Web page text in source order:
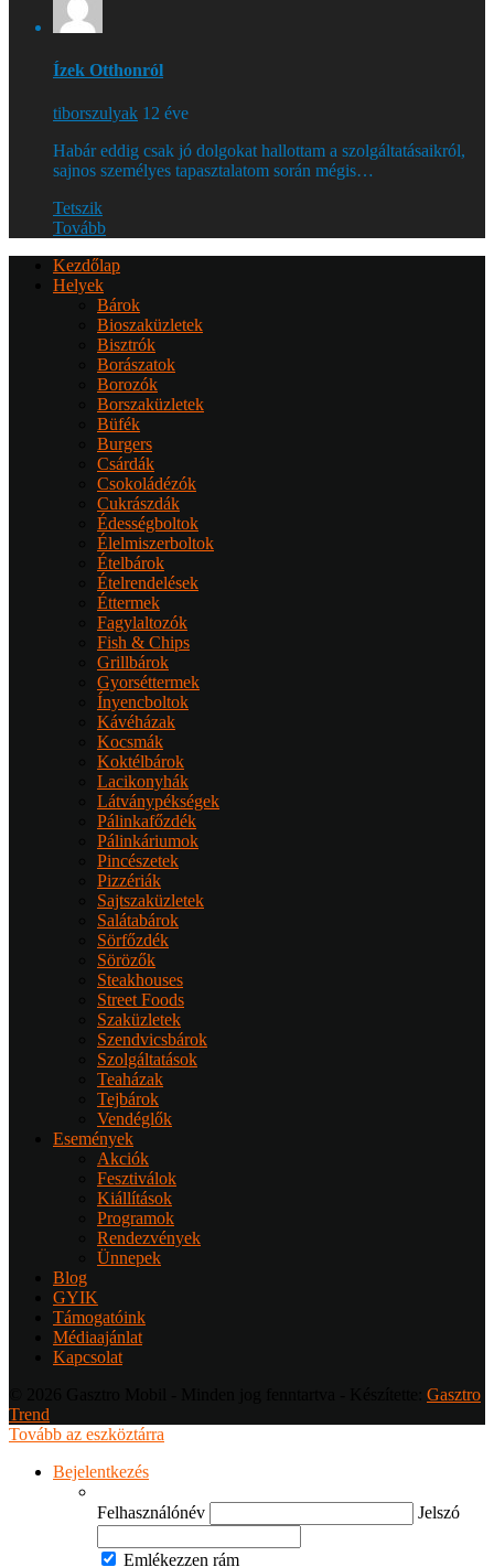
Ízek Otthonról
tiborszulyak 12 éve
Habár eddig csak jó dolgokat hallottam a szolgáltatásaikról,
sajnos személyes tapasztalatom során mégis…
Tetszik
Tovább
Kezdőlap
Helyek
Bárok
Bioszaküzletek
Bisztrók
Borászatok
Borozók
Borszaküzletek
Büfék
Burgers
Csárdák
Csokoládézók
Cukrászdák
Édességboltok
Élelmiszerboltok
Ételbárok
Ételrendelések
Éttermek
Fagylaltozók
Fish & Chips
Grillbárok
Gyorséttermek
Ínyencboltok
Kávéházak
Kocsmák
Koktélbárok
Lacikonyhák
Látványpékségek
Pálinkafőzdék
Pálinkáriumok
Pincészetek
Pizzériák
Sajtszaküzletek
Salátabárok
Sörfőzdék
Sörözők
Steakhouses
Street Foods
Szaküzletek
Szendvicsbárok
Szolgáltatások
Teaházak
Tejbárok
Vendéglők
Események
Akciók
Fesztiválok
Kiállítások
Programok
Rendezvények
Ünnepek
Blog
GYIK
Támogatóink
Médiaajánlat
Kapcsolat
Gasztro
Trend
Tovább az eszköztárra
Bejelentkezés
Felhasználónév Jelszó
Emlékezzen rám